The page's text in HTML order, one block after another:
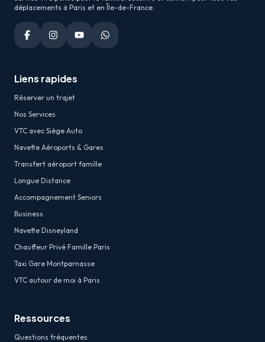
déplacements à Paris et en Île-de-France.
Liens rapides
Réserver un trajet
Nos Services
VTC avec Siège Auto
Navette Aéroports & Gares
Transfert aéroport famille
Longue Distance
Accompagnement Seniors
Business
Navette Disneyland
Chauffeur Privé Famille Paris
Taxi Gare Montparnasse
VTC autour de moi à Paris
Ressources
Questions fréquentes